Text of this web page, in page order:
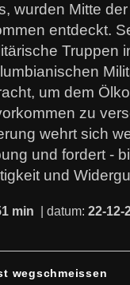
wurden Mitte
entdeckt.
Truppen
um dem
zu
wehrt sich
und fordert -
und
min | datum: 22-12-
wegschmeissen